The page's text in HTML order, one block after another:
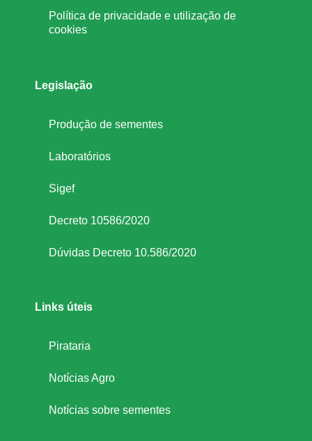
Política de privacidade e utilização de
cookies
Legislação
Produção de sementes
Laboratórios
Sigef
Decreto 10586/2020
Dúvidas Decreto 10.586/2020
Links úteis
Pirataria
Notícias Agro
Notícias sobre sementes